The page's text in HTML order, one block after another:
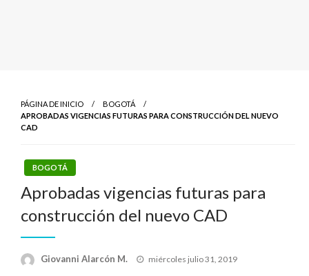
PÁGINA DE INICIO
BOGOTÁ
APROBADAS VIGENCIAS FUTURAS PARA CONSTRUCCIÓN DEL NUEVO
CAD
BOGOTÁ
Aprobadas vigencias futuras para
construcción del nuevo CAD
Giovanni Alarcón M.
Publicado
miércoles julio 31, 2019